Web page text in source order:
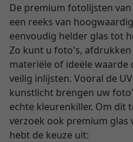
De premium fotolijsten
een reeks van
eenvoudig helder glas tot
Zo kunt u foto's,
materiële of ideële waarde
veilig inlijsten. Vooral de
kunstlicht brengen uw
echte kleurenkiller. Om dit
verzoek ook premium glas
hebt de keuze uit: